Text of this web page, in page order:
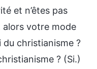
et n’êtes pas
alors votre mode
du christianisme ?
? (Si.)